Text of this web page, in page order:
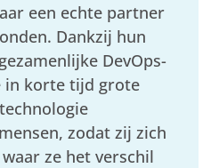
een echte partner
Dankzij hun
DevOps-
in korte tijd grote
zodat zij zich
ze het verschil